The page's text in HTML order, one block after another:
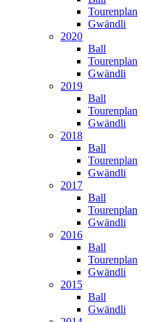
Tourenplan
Gwändli
2020
Ball
Tourenplan
Gwändli
2019
Ball
Tourenplan
Gwändli
2018
Ball
Tourenplan
Gwändli
2017
Ball
Tourenplan
Gwändli
2016
Ball
Tourenplan
Gwändli
2015
Ball
Gwändli